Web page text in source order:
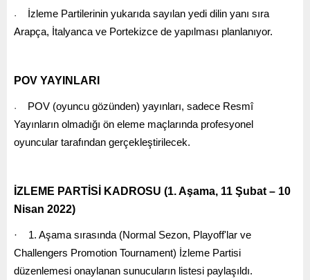
·
İzleme Partilerinin yukarıda sayılan yedi dilin yanı sıra
Arapça, İtalyanca ve Portekizce de yapılması planlanıyor.
POV YAYINLARI
·
POV (oyuncu gözünden) yayınları, sadece Resmî
Yayınların olmadığı ön eleme maçlarında profesyonel
oyuncular tarafından gerçekleştirilecek.
İZLEME PARTİSİ KADROSU (1. Aşama, 11 Şubat – 10
Nisan 2022)
·
1. Aşama sırasında (Normal Sezon, Playoff'lar ve
Challengers Promotion Tournament) İzleme Partisi
düzenlemesi onaylanan sunucuların listesi paylaşıldı.